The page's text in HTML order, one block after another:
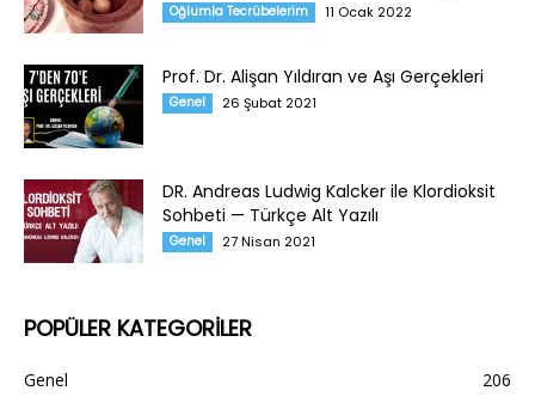
Oğlumla Tecrübelerim 11 Ocak 2022
Prof. Dr. Alişan Yıldıran ve Aşı Gerçekleri
Genel 26 Şubat 2021
DR. Andreas Ludwig Kalcker ile Klordioksit
Sohbeti — Türkçe Alt Yazılı
Genel 27 Nisan 2021
POPÜLER KATEGORİLER
Genel
206